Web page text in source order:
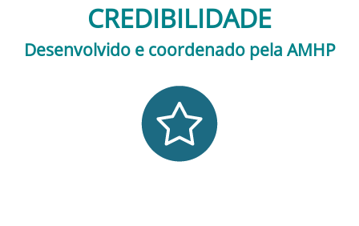
CREDIBILIDADE
Desenvolvido e coordenado pela AMHP